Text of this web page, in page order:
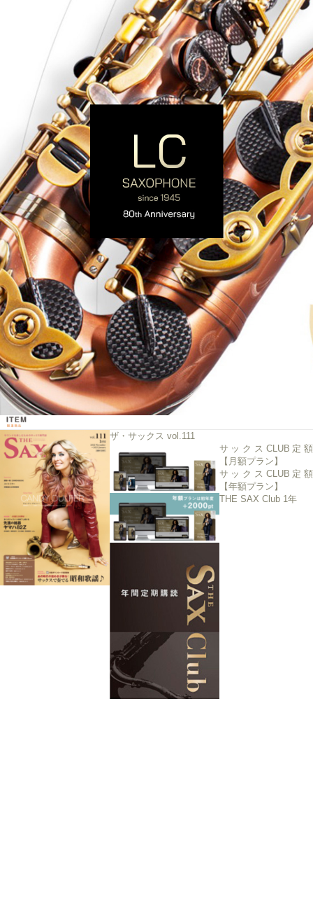
ザ・サックス vol.111
サックスCLUB定額
【月額プラン】
サックスCLUB定額
【年額プラン】
THE SAX Club 1年